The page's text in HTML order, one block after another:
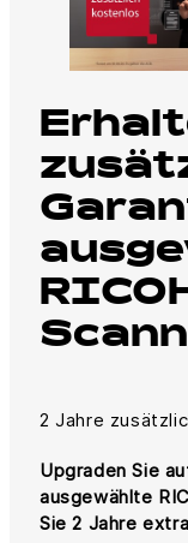
2 Jahre
Upgraden Sie
ausgewählte
Sie 2 Jahre